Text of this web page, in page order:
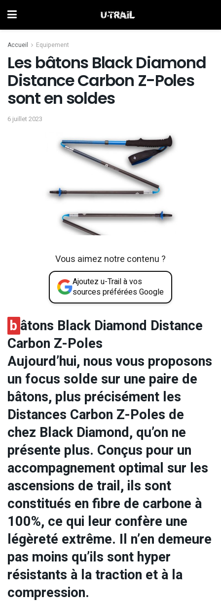
Accueil Equipement
Les bâtons Black Diamond
Distance Carbon Z-Poles
sont en soldes
6 juillet 2023
Vous aimez notre contenu ?
Ajoutez u-Trail à vos
sources préférées Google
b âtons Black Diamond Distance
Carbon Z-Poles
Aujourd’hui, nous vous proposons
un focus solde sur une paire de
bâtons, plus précisément les
Distances Carbon Z-Poles de
chez Black Diamond, qu’on ne
présente plus. Conçus pour un
accompagnement optimal sur les
ascensions de trail, ils sont
constitués en fibre de carbone à
100%, ce qui leur confère une
légèreté extrême. Il n’en demeure
pas moins qu’ils sont hyper
résistants à la traction et à la
compression.